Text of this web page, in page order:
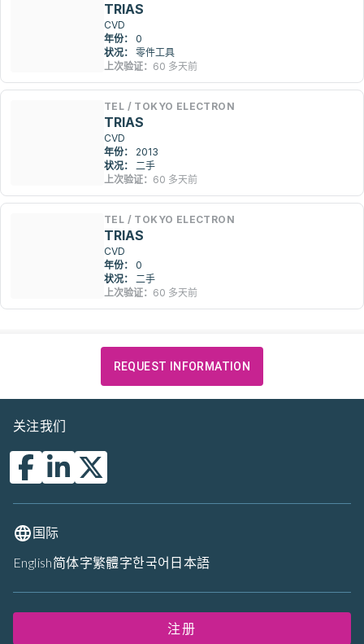
TRIAS
CVD
年份：
0
状况：
零件工具
上次验证： 60 多天前
TEL / TOKYO ELECTRON
TRIAS
CVD
年份：
2013
状况：
二手
上次验证： 60 多天前
TEL / TOKYO ELECTRON
TRIAS
CVD
年份：
0
状况：
二手
上次验证： 60 多天前
REQUEST INFORMATION
关注我们
国际
English简体字繁體字한국어 日本語
注册